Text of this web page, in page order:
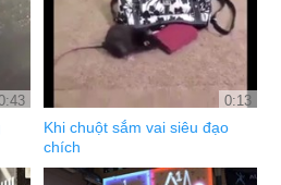
0:13
Khi chuột sắm vai siêu đạo
chích